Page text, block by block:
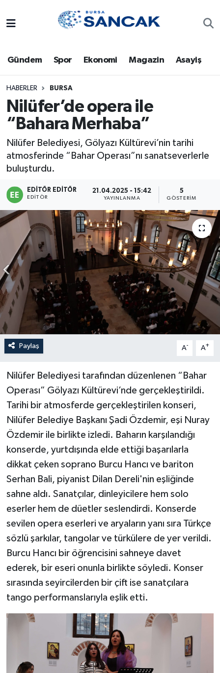
Gündem Spor Ekonomi Magazin Asayiş
HABERLER BURSA
Nilüfer’de opera ile
“Bahara Merhaba”
Nilüfer Belediyesi, Gölyazı Kültürevi’nin tarihi
atmosferinde “Bahar Operası”nı sanatseverlerle
buluşturdu.
EDITÖR EDITÖR
EDITÖR
21.04.2025 - 15:42
YAYINLANMA
5
GÖSTERIM
Paylaş A- A+
Nilüfer Belediyesi tarafından düzenlenen “Bahar
Operası” Gölyazı Kültürevi’nde gerçekleştirildi.
Tarihi bir atmosferde gerçekleştirilen konseri,
Nilüfer Belediye Başkanı Şadi Özdemir, eşi Nuray
Özdemir ile birlikte izledi. Baharın karşılandığı
konserde, yurtdışında elde ettiği başarılarla
dikkat çeken soprano Burcu Hancı ve bariton
Serhan Bali, piyanist Dilan Dereli'nin eşliğinde
sahne aldı. Sanatçılar, dinleyicilere hem solo
eserler hem de düetler seslendirdi. Konserde
sevilen opera eserleri ve aryaların yanı sıra Türkçe
sözlü şarkılar, tangolar ve türkülere de yer verildi.
Burcu Hancı bir öğrencisini sahneye davet
ederek, bir eseri onunla birlikte söyledi. Konser
sırasında seyircilerden bir çift ise sanatçılara
tango performanslarıyla eşlik etti.
Bursa
Dünya
Eğitim
Ekonomi
Genel
Gündem
Magazin
Sağlık
Siyaset
Spor
Türkiye
Trafik Durumu
Süper Lig Puan Durumu ve Fikstür
Tüm Manşetler
Son Dakika Haberleri
Haber Arşivi